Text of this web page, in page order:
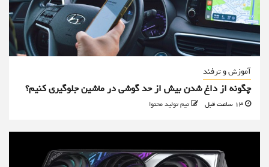
آموزش و ترفند
چگونه از داغ شدن بیش از حد گوشی در ماشین جلوگیری کنیم؟
تیم تولید محتوا